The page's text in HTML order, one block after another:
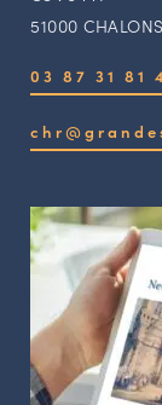
51000
03 87 31 81